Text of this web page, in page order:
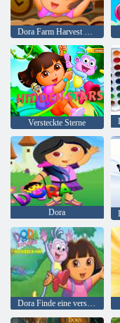
Dora Farm Harvest Saison
Versteckte Sterne
Dora
Dora Finde eine versteckte Karte